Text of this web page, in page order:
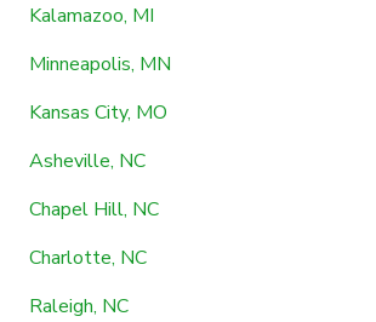
Kalamazoo, MI
Minneapolis, MN
Kansas City, MO
Asheville, NC
Chapel Hill, NC
Charlotte, NC
Raleigh, NC